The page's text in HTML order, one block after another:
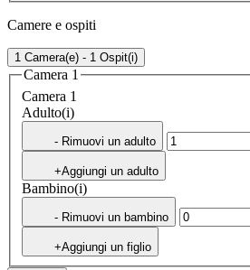
Camere e ospiti
1 Camera(e) - 1 Ospit(i)
Camera 1
Camera 1
Adulto(i)
- Rimuovi un adulto
+Aggiungi un adulto
Bambino(i)
- Rimuovi un bambino
+Aggiungi un figlio